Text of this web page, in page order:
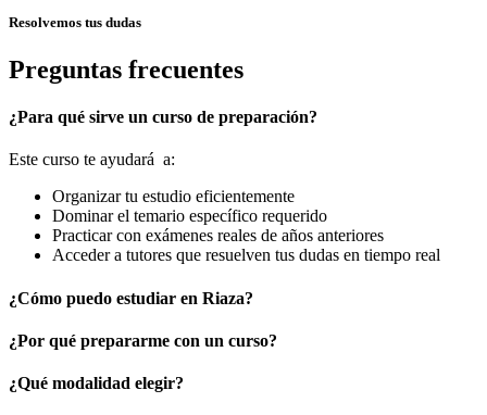
Resolvemos tus dudas
Preguntas frecuentes
¿Para qué sirve un curso de preparación?
Este curso te ayudará a:
Organizar tu estudio eficientemente
Dominar el temario específico requerido
Practicar con exámenes reales de años anteriores
Acceder a tutores que resuelven tus dudas en tiempo real
¿Cómo puedo estudiar en Riaza?
¿Por qué prepararme con un curso?
¿Qué modalidad elegir?